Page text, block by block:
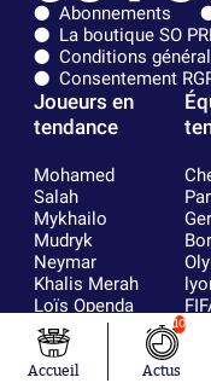
Abonnements
La boutique SO
Conditions
Consentement
Joueurs en
tendance
Mohamed
Salah
Mykhailo
Mudryk
Neymar
Khalis Merah
Loïs Openda
Moussa
Niakhaté
Nicolás
Accueil
10
Actus